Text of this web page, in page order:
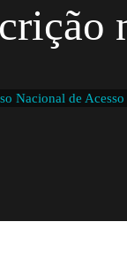
Nacional de